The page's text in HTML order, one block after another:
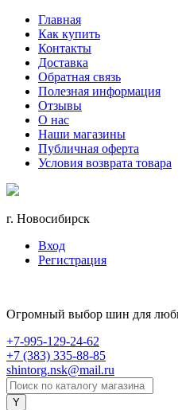
Главная
Как купить
Контакты
Доставка
Обратная связь
Полезная информация
Отзывы
О нас
Наши магазины
Публичная оферта
Условия возврата товара
г. Новосибирск
Вход
Регистрация
Огромный выбор шин для
+7-995-129-24-62
+7 (383) 335-88-85
shintorg.nsk@mail.ru